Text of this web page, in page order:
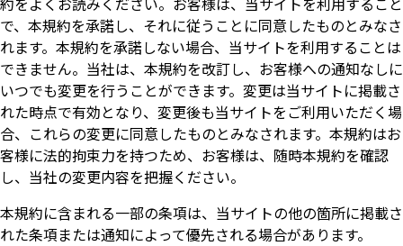
で、本規約を承諾し、それに従うことに同意したものとみなさ
れます。本規約を承諾しない場合、当サイトを利用することは
できません。当社は、本規約を改訂し、お客様への通知なしに
いつでも変更を行うことができます。変更は当サイトに掲載さ
れた時点で有効となり、変更後も当サイトをご利用いただく場
合、これらの変更に同意したものとみなされます。本規約はお
客様に法的拘束力を持つため、お客様は、随時本規約を確認
し、当社の変更内容を把握ください。
本規約に含まれる一部の条項は、当サイトの他の箇所に掲載さ
れた条項または通知によって優先される場合があります。